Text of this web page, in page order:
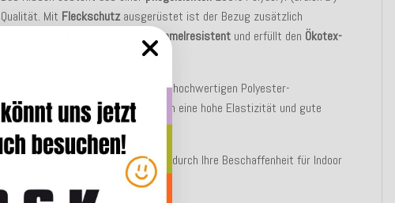
Qualität. Mit Fleckschutzausgerüstet ist der Bezug zusätzlich
lichtecht, schimmelresistent und erfüllt den Ökotex-
Die Kissenfüllung besteht aus einer hochwertigen Polyester-
Hochbauschvliesfaser, die sich durch eine hohe Elastizität und gute
Rückstellwerte auszeichnet.
Die Kissen sind
strapazierfähigund durch Ihre Beschaffenheit für Indoor